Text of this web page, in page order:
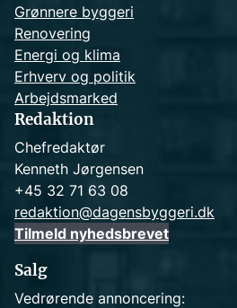
Grønnere byggeri
Renovering
Energi og klima
Erhverv og politik
Arbejdsmarked
Redaktion
Chefredaktør
Kenneth Jørgensen
+45 32 71 63 08
redaktion@dagensbyggeri.dk
Tilmeld nyhedsbrevet
Salg
Vedrørende annoncering: